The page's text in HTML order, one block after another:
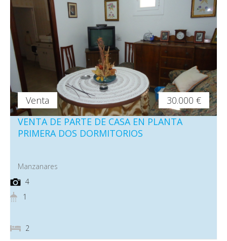
Venta
30.000 €
VENTA DE PARTE DE CASA EN PLANTA
PRIMERA DOS DORMITORIOS
Manzanares
4
1
2